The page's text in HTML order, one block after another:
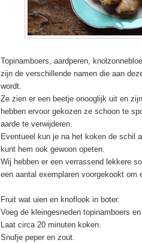
Topinamboers, aardperen,
zijn de verschillende namen die aan
wordt.
Ze zien er een beetje onooglijk uit en
hebben ervoor gekozen ze schoon te
aarde te verwijderen.
Eventueel kun je na het koken de schil
kunt hem ook gewoon opeten.
Wij hebben er een verrassend lekkere
een aantal exemplaren voorgekookt om
Fruit wat uien en knoflook in boter.
Voeg de kleingesneden topinamboers
Laat circa 20 minuten koken.
Snufje peper en zout.